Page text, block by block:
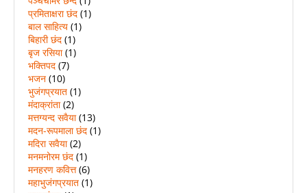
प्रमिताक्षरा छंद (1)
बाल साहित्य (1)
बिहारी छंद (1)
बृज रसिया (1)
भक्तिपद (7)
भजन (10)
भुजंगप्रयात (1)
मंदाक्रांता (2)
मत्तग्यन्द सवैया (13)
मदन-रूपमाला छंद (1)
मदिरा सवैया (2)
मनमनोरम छंद (1)
मनहरण कवित्त (6)
महाभुजंगप्रयात (1)